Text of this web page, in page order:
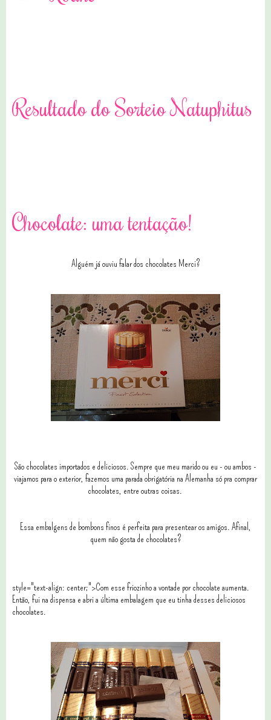
Resultado do Sorteio Natuphitus
Chocolate: uma tentação!
Alguém já ouviu falar dos chocolates Merci?
São chocolates importados e deliciosos. Sempre que meu marido ou eu - ou ambos -
viajamos para o exterior, fazemos uma parada obrigatória na Alemanha só pra comprar
chocolates, entre outras coisas.
Essa embalgens de bombons finos é perfeita para presentear os amigos. Afinal,
quem não gosta de chocolates?
style="text-align: center;">Com esse friozinho a vontade por chocolate aumenta.
Então, fui na dispensa e abri a última embalagem que eu tinha desses deliciosos
chocolates.